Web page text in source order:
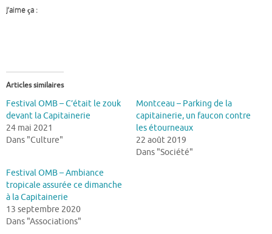
J’aime ça :
Articles similaires
Festival OMB – C’était le zouk
devant la Capitainerie
24 mai 2021
Dans "Culture"
Montceau – Parking de la
capitainerie, un faucon contre
les étourneaux
22 août 2019
Dans "Société"
Festival OMB – Ambiance
tropicale assurée ce dimanche
à la Capitainerie
13 septembre 2020
Dans "Associations"